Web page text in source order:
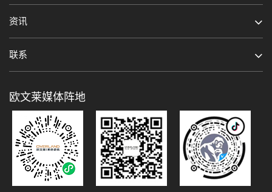
资讯
联系
欧文莱媒体阵地